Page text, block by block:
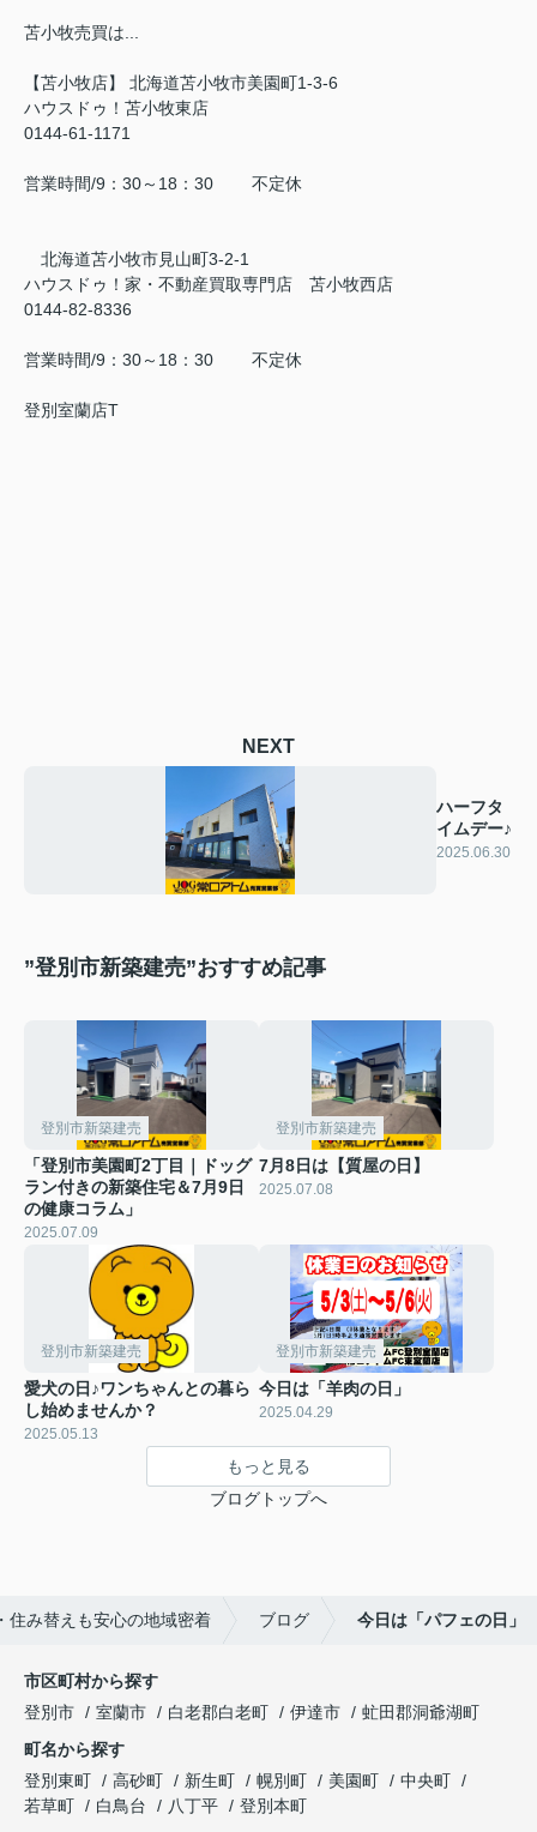
苫小牧売買は...
【苫小牧店】 北海道苫小牧市美園町1-3-6
ハウスドゥ！苫小牧東店
0144-61-1171
営業時間/9：30～18：30 不定休
北海道苫小牧市見山町3-2-1
ハウスドゥ！家・不動産買取専門店 苫小牧西店
0144-82-8336
営業時間/9：30～18：30 不定休
登別室蘭店T
NEXT
ハーフタ
イムデー♪
2025.06.30
”登別市新築建売”おすすめ記事
登別市新築建売
「登別市美園町2丁目｜ドッグ
ラン付きの新築住宅＆7月9日
の健康コラム」
2025.07.09
登別市新築建売
7月8日は【質屋の日】
2025.07.08
登別市新築建売
愛犬の日♪ワンちゃんとの暮ら
し始めませんか？
2025.05.13
登別市新築建売
今日は「羊肉の日」
2025.04.29
もっと見る
ブログトップへ
住み替えも安心の地域密着 ブログ 今日は「パフェの日」
市区町村から探す
登別市
室蘭市 白老郡白老町 伊達市
虻田郡洞爺湖町
町名から探す
登別東町
高砂町 新生町 幌別町 美園町
中央町
若草町
白鳥台 八丁平
登別本町